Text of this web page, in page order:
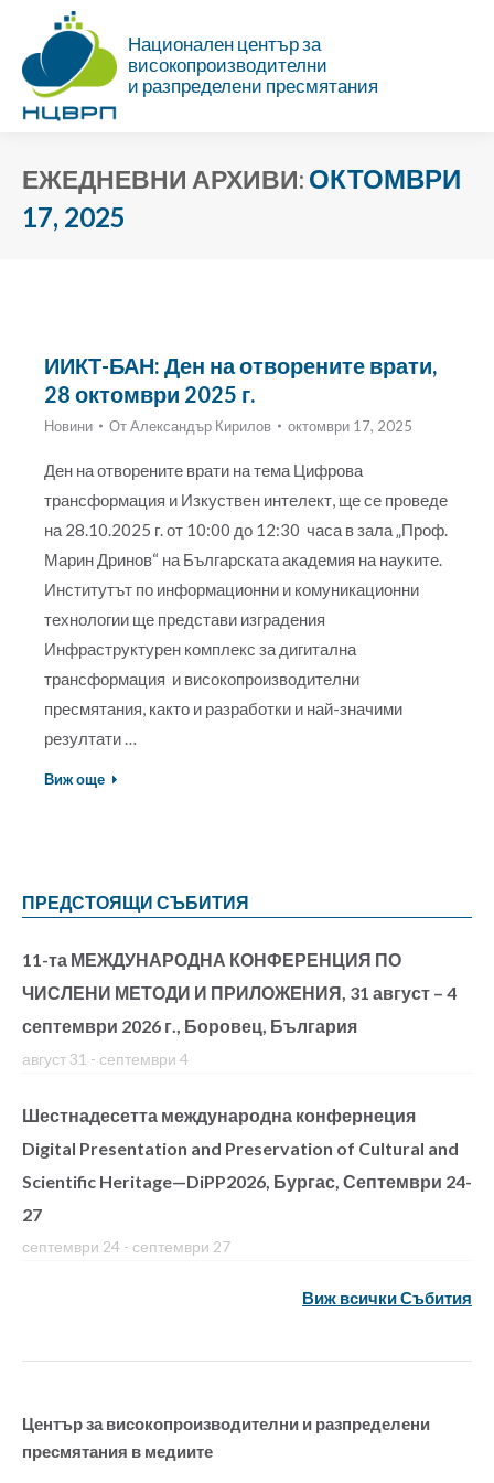
Национален център за
високопроизводителни
и разпределени пресмятания
ЕЖЕДНЕВНИ АРХИВИ: ОКТОМВРИ
17, 2025
ИИКТ-БАН: Ден на отворените врати,
28 октомври 2025 г.
Новини ОтАлександър Кирилов октомври 17, 2025
Ден на отворените врати на тема Цифрова
трансформация и Изкуствен интелект, ще се проведе
на 28.10.2025 г. от 10:00 до 12:30 часа в зала „Проф.
Марин Дринов“ на Българската академия на науките.
Институтът по информационни и комуникационни
технологии ще представи изградения
Инфраструктурен комплекс за дигитална
трансформация и високопроизводителни
пресмятания, както и разработки и най-значими
резултати …
Виж още
ПРЕДСТОЯЩИ СЪБИТИЯ
11-та МЕЖДУНАРОДНА КОНФЕРЕНЦИЯ ПО
ЧИСЛЕНИ МЕТОДИ И ПРИЛОЖЕНИЯ, 31 август – 4
септември 2026 г., Боровец, България
август 31 - септември 4
Шестнадесетта международна конфернеция
Digital Presentation and Preservation of Cultural and
Scientific Heritage—DiPP2026, Бургас, Септември 24-
27
септември 24 - септември 27
Виж всички Събития
Център за високопроизводителни и разпределени
пресмятания в медиите